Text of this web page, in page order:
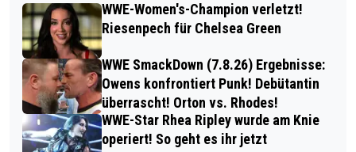
WWE-Women's-Champion verletzt!
Riesenpech für Chelsea Green
WWE SmackDown (7.8.26) Ergebnisse:
Owens konfrontiert Punk! Debütantin
überrascht! Orton vs. Rhodes!
WWE-Star Rhea Ripley wurde am Knie
operiert! So geht es ihr jetzt